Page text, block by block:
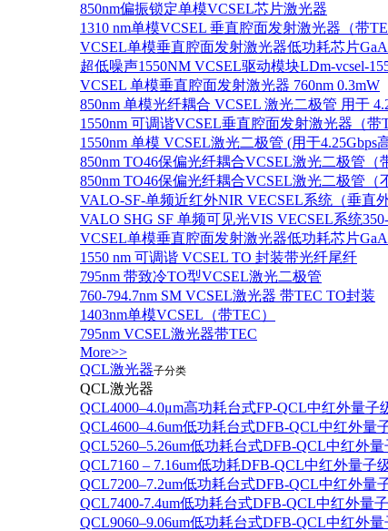
850nm偏振锁定单模VCSEL芯片激光器
1310 nm单模VCSEL 垂直腔面发射激光器（带
VCSEL单模垂直腔面发射激光器低功耗芯片
超低噪声1550NM VCSEL驱动模块LDm-vcsel-
VCSEL 单模垂直腔面发射激光器 760nm 0.3mW
850nm 单模光纤耦合 VCSEL 激光二极管 用于
1550nm 可调谐VCSEL垂直腔面发射激光器（带
1550nm 单模 VCSEL激光二极管 (用于4.25Gbps
850nm TO46保偏光纤耦合VCSEL激光二极管（
850nm TO46保偏光纤耦合VCSEL激光二极管（
VALO-SF-单频近红外NIR VECSEL系统（垂直
VALO SHG SF 单频可见光VIS VECSEL系统
VCSEL单模垂直腔面发射激光器低功耗芯片
1550 nm 可调谐 VCSEL TO 封装带光纤尾纤
795nm 带致冷TO型VCSEL激光二极管
760-794.7nm SM VCSEL激光器 带TEC TO封装
1403nm单模VCSEL（带TEC）
795nm VCSEL激光器带TEC
More>>
QCL激光器子分类
QCL激光器
QCL4000–4.0μm高功耗台式FP-QCL中红外量子
QCL4600–4.6um低功耗台式DFB-QCL中红外量
QCL5260–5.26um低功耗台式DFB-QCL中红外
QCL7160 – 7.16um低功耗DFB-QCL中红外量子
QCL7200–7.2um低功耗台式DFB-QCL中红外量
QCL7400-7.4um低功耗台式DFB-QCL中红外量
QCL9060–9.06um低功耗台式DFB-QCL中红外